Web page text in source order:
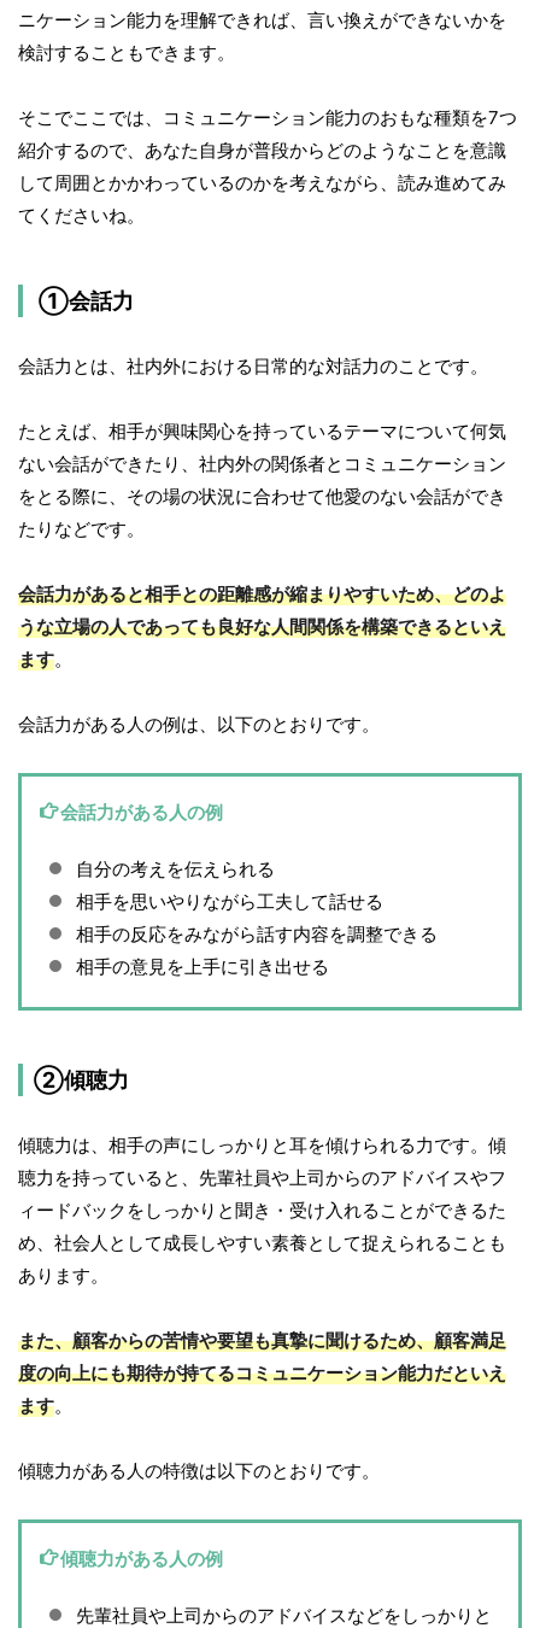
ニケーション能力を理解できれば、言い換えができないかを
検討することもできます。
そこでここでは、コミュニケーション能力のおもな種類を7つ
紹介するので、あなた自身が普段からどのようなことを意識
して周囲とかかわっているのかを考えながら、読み進めてみ
てくださいね。
①会話力
会話力とは、社内外における日常的な対話力のことです。
たとえば、相手が興味関心を持っているテーマについて何気
ない会話ができたり、社内外の関係者とコミュニケーション
をとる際に、その場の状況に合わせて他愛のない会話ができ
たりなどです。
会話力があると相手との距離感が縮まりやすいため、どのよ
うな立場の人であっても良好な人間関係を構築できるといえ
ます。
会話力がある人の例は、以下のとおりです。
会話力がある人の例
自分の考えを伝えられる
相手を思いやりながら工夫して話せる
相手の反応をみながら話す内容を調整できる
相手の意見を上手に引き出せる
②傾聴力
傾聴力は、相手の声にしっかりと耳を傾けられる力です。傾
聴力を持っていると、先輩社員や上司からのアドバイスやフ
ィードバックをしっかりと聞き・受け入れることができるた
め、社会人として成長しやすい素養として捉えられることも
あります。
また、顧客からの苦情や要望も真摯に聞けるため、顧客満足
度の向上にも期待が持てるコミュニケーション能力だといえ
ます。
傾聴力がある人の特徴は以下のとおりです。
傾聴力がある人の例
先輩社員や上司からのアドバイスなどをしっかりと